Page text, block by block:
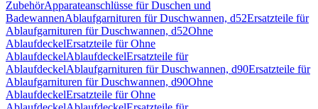
ZubehörApparateanschlüsse für Duschen und
BadewannenAblaufgarnituren für Duschwannen, d52Ersatzteile für
Ablaufgarnituren für Duschwannen, d52Ohne
AblaufdeckelErsatzteile für Ohne
AblaufdeckelAblaufdeckelErsatzteile für
AblaufdeckelAblaufgarnituren für Duschwannen, d90Ersatzteile für
Ablaufgarnituren für Duschwannen, d90Ohne
AblaufdeckelErsatzteile für Ohne